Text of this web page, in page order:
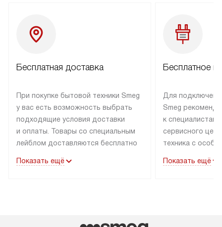
Бесплатная доставка
При покупке бытовой техники Smeg
у вас есть возможность выбрать
подходящие условия доставки
и оплаты. Товары со специальным
лейблом доставляются бесплатно
до подъезда. Доставка за пределы
Показать ещё
Бесплатное
Для
Smeg
к специалистам
сервисного
техника с
коммуникациям.
Показать ещё